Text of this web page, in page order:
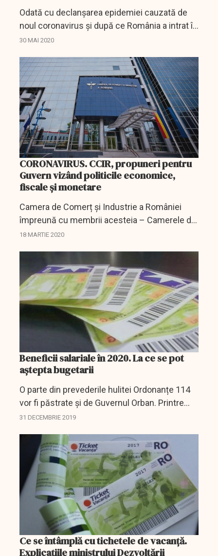
Odată cu declanșarea epidemiei cauzată de
noul coronavirus și după ce România a intrat în
starea de urgență, autoritățile au decis să
30 MAI 2020
CORONAVIRUS. CCIR, propuneri pentru
Guvern vizând politicile economice,
fiscale și monetare
Camera de Comerț și Industrie a României
împreună cu membrii acesteia – Camerele de
comerț și industrie județene au realizat o
18 MARTIE 2020
Beneficii salariale în 2020. La ce se pot
aștepta bugetarii
O parte din prevederile hulitei Ordonanțe 114
vor fi păstrate și de Guvernul Orban. Printre
acestea se numără și acele părți cafe vizează
31 DECEMBRIE 2019
Ce se întâmplă cu tichetele de vacanță.
Explicațiile ministrului Dezvoltării